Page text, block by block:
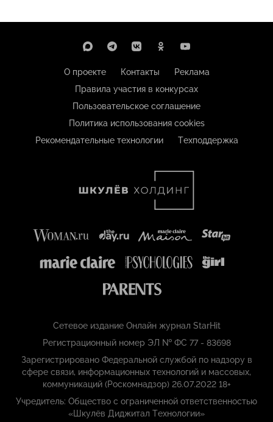
О проекте Контакты
Реклама
Правила участия в конкурсах
Пользовательское соглашение
Политика использования cookies
Рекомендательные технологии
Техподдержка
Сетевое издание Онлайн журнал StarHit
Регистрационный номер ЭЛ № ФС 77 - 83698
Зарегистрировано Федеральной службой по надзору в
сфере связи, информационных технологий и массовых,
коммуникаций (Роскомнадзор) 26.07.2022 18+
Учредитель: Общество с ограниченной ответственностью
«Шкулёв Диджитал Технологии»